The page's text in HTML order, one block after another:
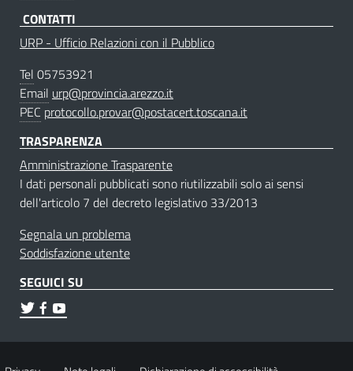
CONTATTI
URP - Ufficio Relazioni con il Pubblico
Tel 05753921
Email urp@provincia.arezzo.it
PEC protocollo.provar@postacert.toscana.it
TRASPARENZA
Amministrazione Trasparente
I dati personali pubblicati sono riutilizzabili solo ai sensi
dell'articolo 7 del decreto legislativo 33/2013
Segnala un problema
Soddisfazione utente
SEGUICI SU